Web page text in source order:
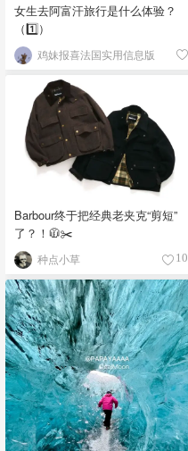
女生去阿富汗旅行是什么体验？
（1️⃣）
鸡妹报喜法国实用信息版
Barbour终于把经典老夹克“剪短”
了？！🧥✂️
种点小草 10